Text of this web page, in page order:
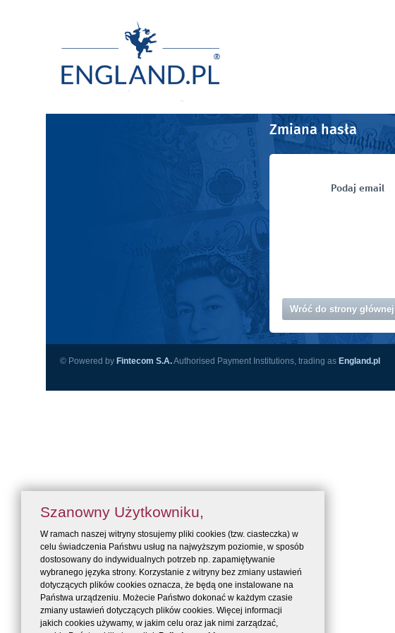
Zmiana hasła
Podaj email
Wróć do strony głównej
© Powered by Fintecom S.A.Authorised Payment Institutions, trading as England.pl
Szanowny Użytkowniku,
W ramach naszej witryny stosujemy pliki cookies (tzw. ciasteczka) w
celu świadczenia Państwu usług na najwyższym poziomie, w sposób
dostosowany do indywidualnych potrzeb np. zapamiętywanie
wybranego języka strony. Korzystanie z witryny bez zmiany ustawień
dotyczących plików cookies oznacza, że będą one instalowane na
Państwa urządzeniu. Możecie Państwo dokonać w każdym czasie
zmiany ustawień dotyczących plików cookies. Więcej informacji
jakich cookies używamy, w jakim celu oraz jak nimi zarządzać,